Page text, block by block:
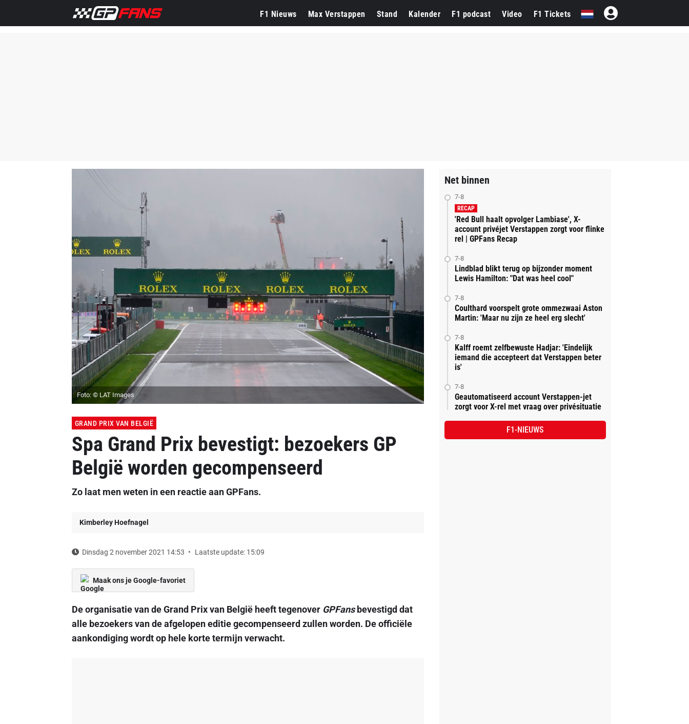
F1 Nieuws Max Verstappen Stand Kalender F1 podcast Video F1 Tickets
Foto: © LAT Images
GRAND PRIX VAN BELGIË
Spa Grand Prix bevestigt: bezoekers GP
België worden gecompenseerd
Zo laat men weten in een reactie aan GPFans.
Kimberley Hoefnagel
Dinsdag 2 november 2021 14:53 Laatste update: 15:09
Maak ons je Google-favoriet
De organisatie van de Grand Prix van België heeft tegenover GPFansbevestigd dat
alle bezoekers van de afgelopen editie gecompenseerd zullen worden. De officiële
aankondiging wordt op hele korte termijn verwacht.
Net binnen
7-8
RECAP
'Red Bull haalt opvolger Lambiase', X-
account privéjet Verstappen zorgt voor flinke
rel | GPFans Recap
7-8
Lindblad blikt terug op bijzonder moment
Lewis Hamilton: "Dat was heel cool"
7-8
Coulthard voorspelt grote ommezwaai Aston
Martin: 'Maar nu zijn ze heel erg slecht'
7-8
Kalff roemt zelfbewuste Hadjar: 'Eindelijk
iemand die accepteert dat Verstappen beter
is'
7-8
Geautomatiseerd account Verstappen-jet
zorgt voor X-rel met vraag over privésituatie
F1-NIEUWS